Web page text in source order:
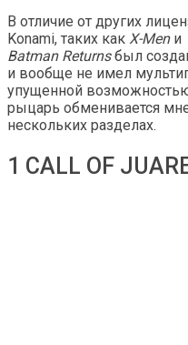
В отличие от других
Konami, таких как X-Menи
Batman Returnsбыл
и вообще не имел
упущенной
рыцарь обменивается
нескольких разделах.
1 CALL OF